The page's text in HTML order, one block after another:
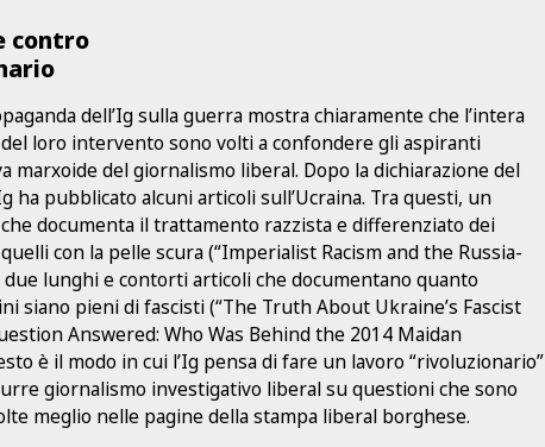
contro
dell’Ig sulla guerra mostra chiaramente che l’intera
loro intervento sono volti a confondere gli aspiranti
marxoide del giornalismo liberal. Dopo la dichiarazione del
ha pubblicato alcuni articoli sull’Ucraina. Tra questi, un
documenta il trattamento razzista e differenziato dei
con la pelle scura (“Imperialist Racism and the Russia-
due lunghi e contorti articoli che documentano quanto
siano pieni di fascisti (“The Truth About Ukraine’s Fascist
Answered: Who Was Behind the 2014 Maidan
è il modo in cui l’Ig pensa di fare un lavoro “rivoluzionario”
giornalismo investigativo liberal su questioni che sono
meglio nelle pagine della stampa liberal borghese.